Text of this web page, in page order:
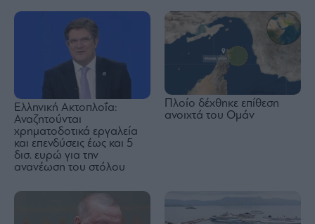
Ελληνική Ακτοπλοΐα:
Αναζητούνται
χρηματοδοτικά εργαλεία
και επενδύσεις έως και 5
δισ. ευρώ για την
ανανέωση του στόλου
Πλοίο δέχθηκε επίθεση
ανοιχτά του Ομάν